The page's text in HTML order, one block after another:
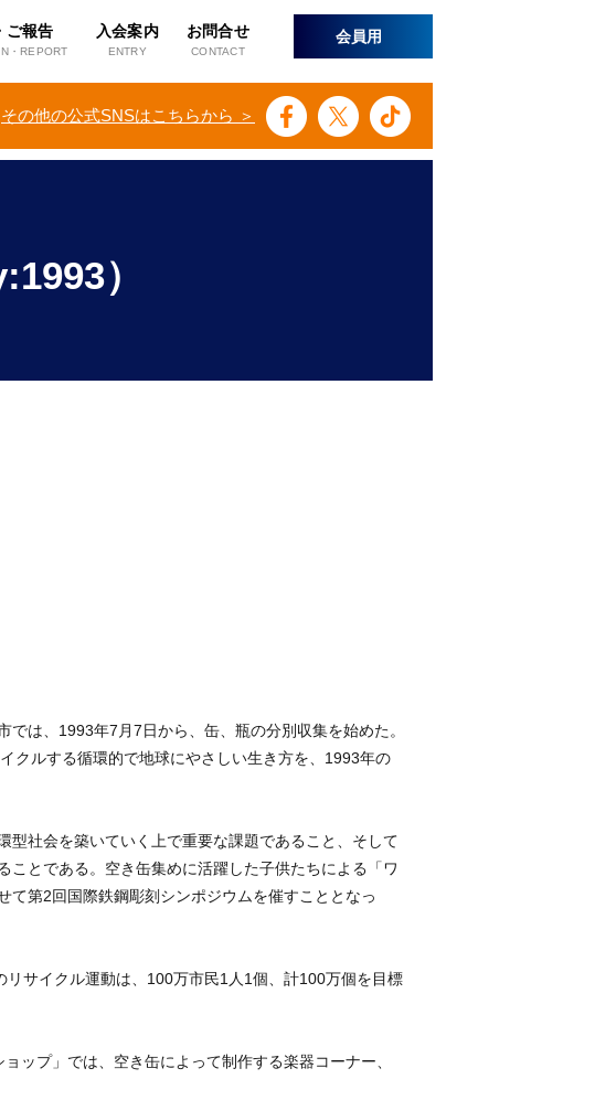
ご報告
・REPORT
入会案内
ENTRY
お問合せ
CONTACT
会員用
その他の公式SNSはこちらから ＞
）
は、1993年7月7日から、缶、瓶の分別収集を始めた。
クルする循環的で地球にやさしい生き方を、1993年の
社会を築いていく上で重要な課題であること、そして
とである。空き缶集めに活躍した子供たちによる「ワ
第2回国際鉄鋼彫刻シンポジウムを催すこととなっ
サイクル運動は、100万市民1人1個、計100万個を目標
ップ」では、空き缶によって制作する楽器コーナー、